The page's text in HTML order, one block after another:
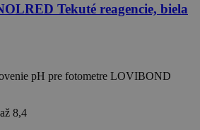
Tekuté reagencie, biela
pH pre fotometre LOVIBOND
8,4